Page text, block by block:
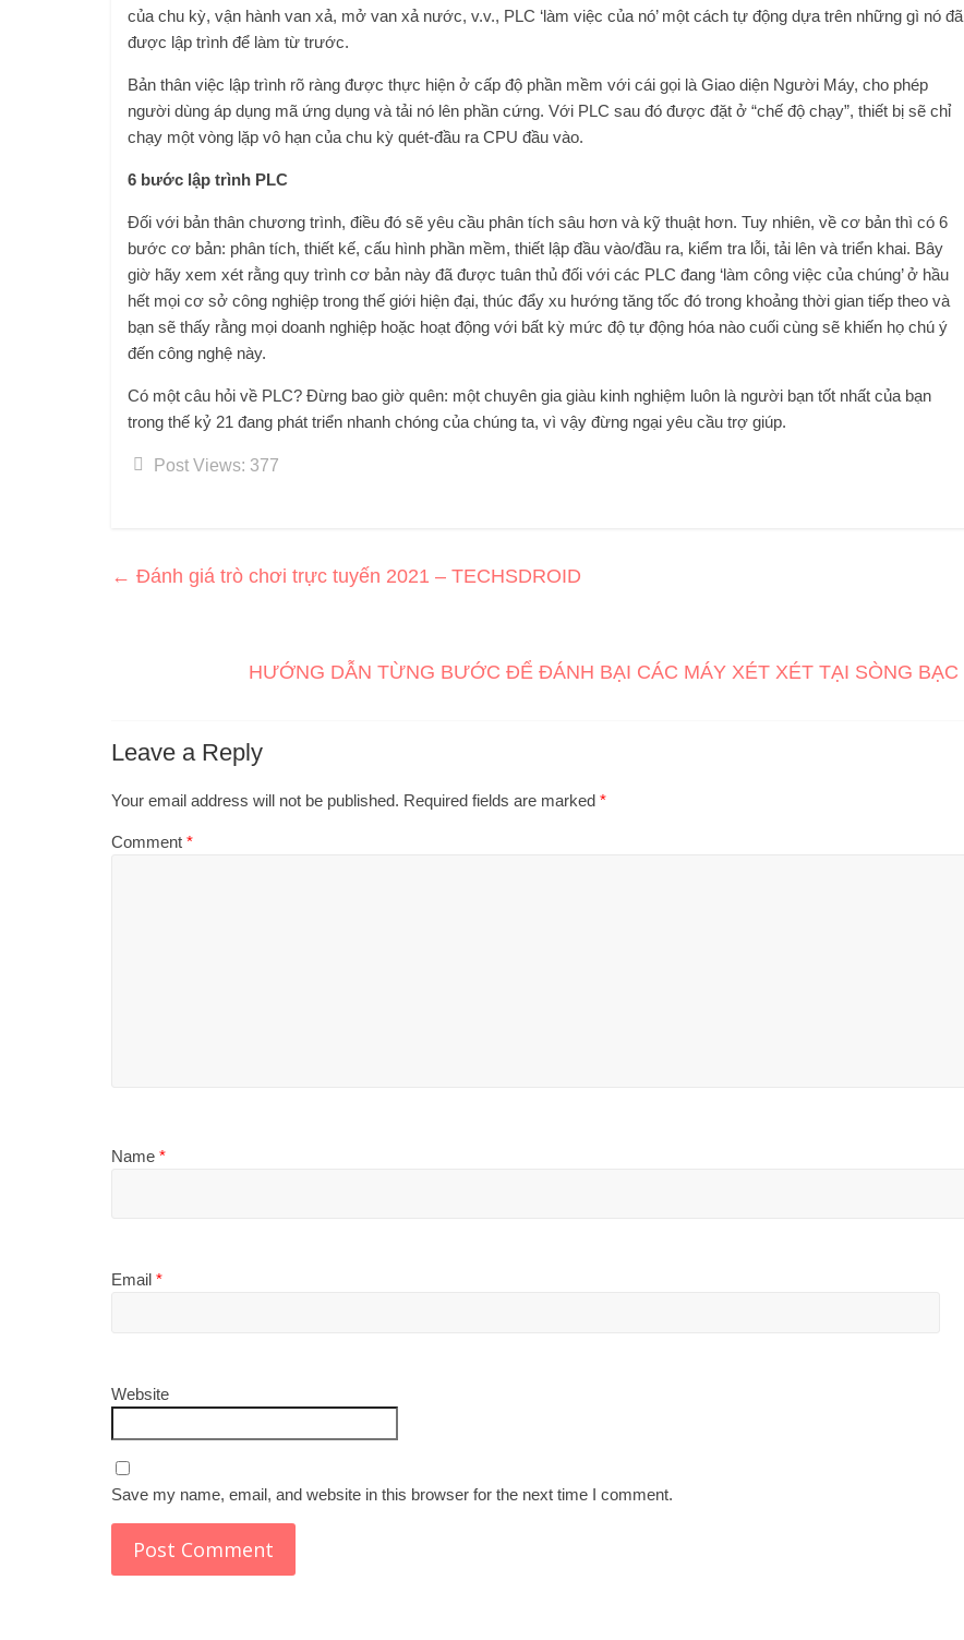
của chu kỳ, vận hành van xả, mở van xả nước, v.v., PLC ‘làm việc của nó’ một cách tự động dựa trên những gì nó đã
được lập trình để làm từ trước.
Bản thân việc lập trình rõ ràng được thực hiện ở cấp độ phần mềm với cái gọi là Giao diện Người Máy, cho phép
người dùng áp dụng mã ứng dụng và tải nó lên phần cứng. Với PLC sau đó được đặt ở “chế độ chạy”, thiết bị sẽ chỉ
chạy một vòng lặp vô hạn của chu kỳ quét-đầu ra CPU đầu vào.
6 bước lập trình PLC
Đối với bản thân chương trình, điều đó sẽ yêu cầu phân tích sâu hơn và kỹ thuật hơn. Tuy nhiên, về cơ bản thì có 6
bước cơ bản: phân tích, thiết kế, cấu hình phần mềm, thiết lập đầu vào/đầu ra, kiểm tra lỗi, tải lên và triển khai. Bây
giờ hãy xem xét rằng quy trình cơ bản này đã được tuân thủ đối với các PLC đang ‘làm công việc của chúng’ ở hầu
hết mọi cơ sở công nghiệp trong thế giới hiện đại, thúc đẩy xu hướng tăng tốc đó trong khoảng thời gian tiếp theo và
bạn sẽ thấy rằng mọi doanh nghiệp hoặc hoạt động với bất kỳ mức độ tự động hóa nào cuối cùng sẽ khiến họ chú ý
đến công nghệ này.
Có một câu hỏi về PLC? Đừng bao giờ quên: một chuyên gia giàu kinh nghiệm luôn là người bạn tốt nhất của bạn
trong thế kỷ 21 đang phát triển nhanh chóng của chúng ta, vì vậy đừng ngại yêu cầu trợ giúp.
Post Views: 377
← Đánh giá trò chơi trực tuyến 2021 – TECHSDROID
HƯỚNG DẪN TỪNG BƯỚC ĐỂ ĐÁNH BẠI CÁC MÁY XÉT XÉT TẠI SÒNG BẠC
Leave a Reply
Your email address will not be published. Required fields are marked *
Comment *
Name *
Email *
Website
Save my name, email, and website in this browser for the next time I comment.